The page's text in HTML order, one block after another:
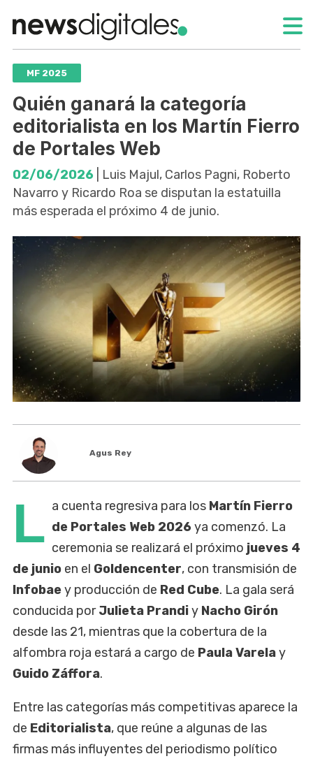
MF 2025
Quién ganará la categoría
editorialista en los Martín Fierro
de Portales Web
02/06/2026 | Luis Majul, Carlos Pagni, Roberto
Navarro y Ricardo Roa se disputan la estatuilla
más esperada el próximo 4 de junio.
Agus Rey
L a cuenta regresiva para los Martín Fierro
de Portales Web 2026ya comenzó. La
ceremonia se realizará el próximo jueves 4
de junio en el Goldencenter, con transmisión de
Infobae y producción de Red Cube. La gala será
conducida porJulieta Prandiy Nacho Girón
desde las 21, mientras que la cobertura de la
alfombra roja estará a cargo de Paula Varelay
Guido Záffora.
Entre las categorías más competitivas aparece la
de Editorialista, que reúne a algunas de las
firmas más influyentes del periodismo político